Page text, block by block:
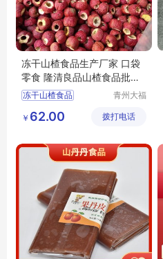
冻干山楂食品生产厂家 口袋
零食 隆清良品山楂食品批发
酸甜可口
冻干山楂食品
冻干山楂食品生产厂家
冻干山楂制品厂家出售
青州大福
展有限公
￥ 62.00 拨打电话